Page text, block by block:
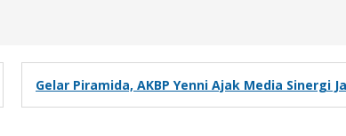
Gelar Piramida, AKBP Yenni Ajak Media Sinergi